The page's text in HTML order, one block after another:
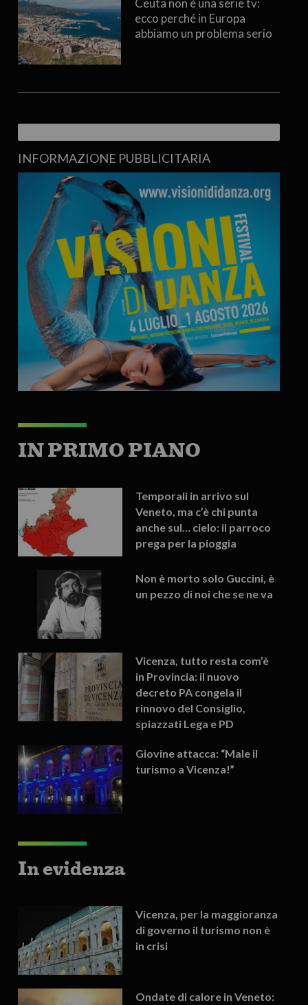
ecco perché in Europa
abbiamo un problema serio
INFORMAZIONE PUBBLICITARIA
IN PRIMO PIANO
Temporali in arrivo sul
Veneto, ma c’è chi punta
anche sul… cielo: il parroco
prega per la pioggia
Non è morto solo Guccini, è
un pezzo di noi che se ne va
Vicenza, tutto resta com’è
in Provincia: il nuovo
decreto PA congela il
rinnovo del Consiglio,
spiazzati Lega e PD
Giovine attacca: “Male il
turismo a Vicenza!”
In evidenza
Vicenza, per la maggioranza
di governo il turismo non è
in crisi
Ondate di calore in Veneto: